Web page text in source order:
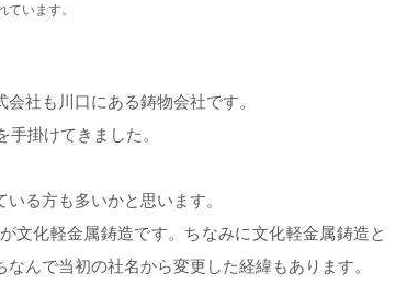
います。
社も川口にある鋳物会社です。
掛けてきました。
る方も多いかと思います。
文化軽金属鋳造です。ちなみに文化軽金属鋳造と
んで当初の社名から変更した経緯もあります。